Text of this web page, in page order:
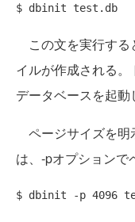
この文を実行する
イルが作成される。
データベースを起動
ページサイズを明
は、-pオプションで